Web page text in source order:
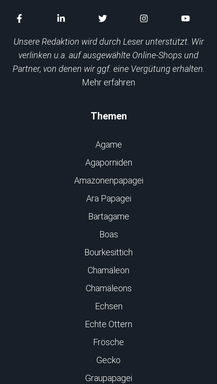
Unsere Redaktion wird durch Leser unterstützt. Wir
verlinken u.a. auf ausgewählte Online-Shops und
Partner, von denen wir ggf. eine Vergütung erhalten.
Mehr erfahren
Themen
Agame
Agaporniden
Amazonenpapagei
Ara Papagei
Bartagame
Boas
Bourkesittich
Chamäleon
Chamäleons
Echsen
Echte Ottern
Frösche
Gecko
Graupapagei